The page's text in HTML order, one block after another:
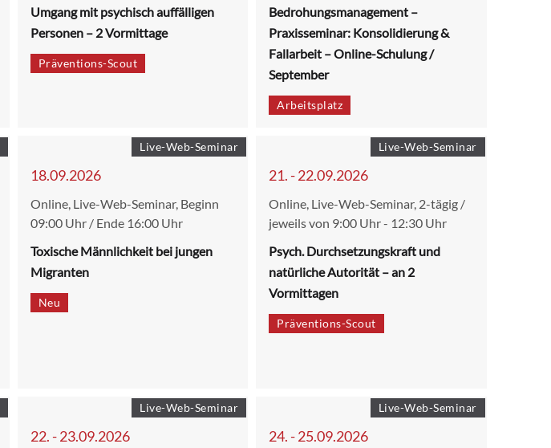
Umgang mit psychisch auffälligen
Personen – 2 Vormittage
Präventions-Scout
Bedrohungsmanagement –
Praxisseminar: Konsolidierung &
Fallarbeit – Online-Schulung /
September
Arbeitsplatz
18.09.2026
Online, Live-Web-Seminar, Beginn
09:00 Uhr / Ende 16:00 Uhr
Live-Web-Seminar
Toxische Männlichkeit bei jungen
Migranten
Neu
21. - 22.09.2026
Online, Live-Web-Seminar, 2-tägig /
jeweils von 9:00 Uhr - 12:30 Uhr
Live-Web-Seminar
Psych. Durchsetzungskraft und
natürliche Autorität – an 2
Vormittagen
Präventions-Scout
22. - 23.09.2026
Live-Web-Seminar
24. - 25.09.2026
Live-Web-Seminar